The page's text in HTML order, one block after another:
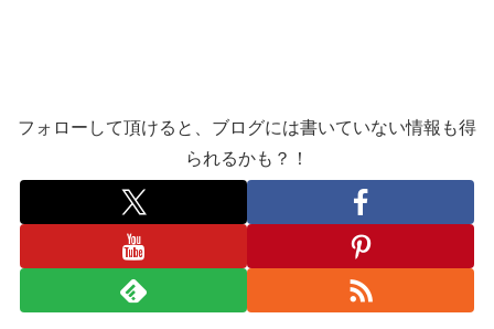
フォローして頂けると、ブログには書いていない情報も得
られるかも？！